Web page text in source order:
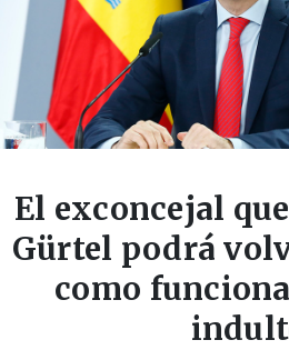
El exconcejal
Gürtel podrá
como